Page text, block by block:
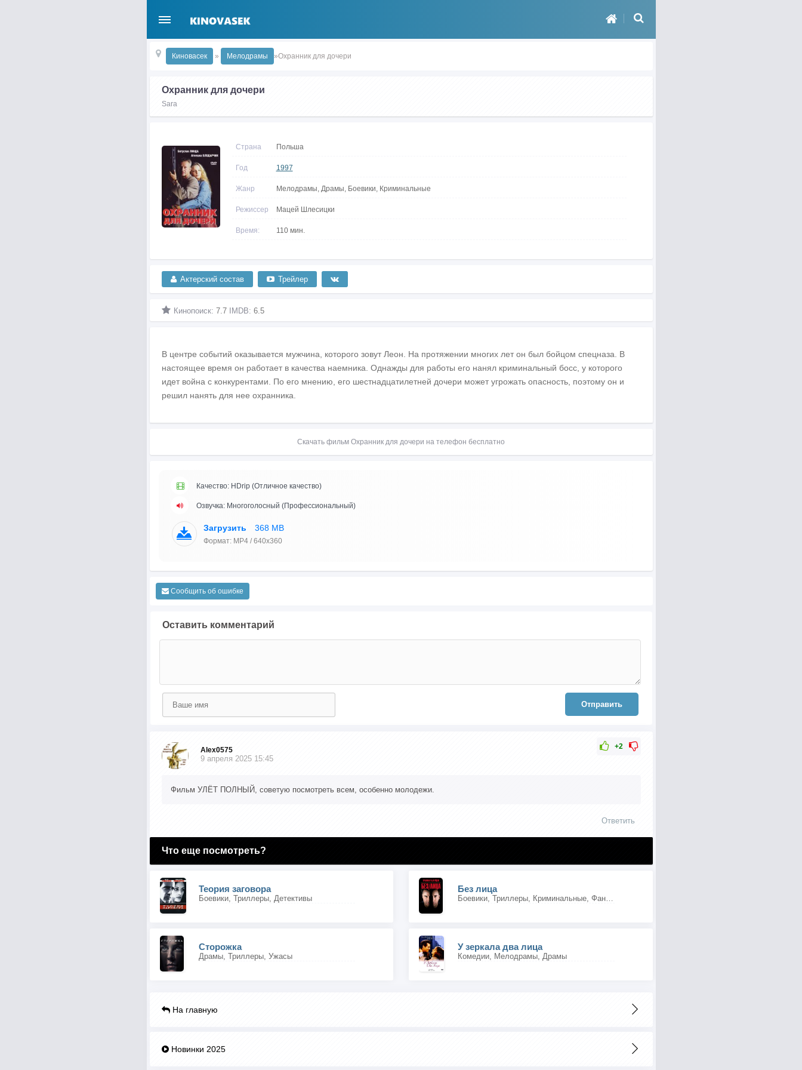
Киновасек » Мелодрамы »Охранник для дочери
Охранник для дочери
Sara
Страна Польша
Год 1997
Жанр Мелодрамы, Драмы, Боевики, Криминальные
Режиссер Мацей Шлесицки
Время: 110 мин.
Актерский состав Трейлер
Кинопоиск: 7.7IMDB: 6.5
В центре событий оказывается мужчина, которого зовут Леон. На протяжении многих лет он был бойцом спецназа. В
настоящее время он работает в качества наемника. Однажды для работы его нанял криминальный босс, у которого
идет война с конкурентами. По его мнению, его шестнадцатилетней дочери может угрожать опасность, поэтому он и
решил нанять для нее охранника.
Скачать фильм Охранник для дочери на телефон бесплатно
Качество: HDrip (Отличное качество)
Озвучка: Многоголосный (Профессиональный)
Загрузить 368 MB
Формат: MP4 / 640x360
Сообщить об ошибке
Оставить комментарий
Отправить
+2
Alex0575
9 апреля 2025 15:45
Фильм УЛЁТ ПОЛНЫЙ, советую посмотреть всем, особенно молодежи.
Ответить
Что еще посмотреть?
Теория заговора
Боевики, Триллеры, Детективы
Без лица
Боевики, Триллеры, Криминальные, Фантастика
Сторожка
Драмы, Триллеры, Ужасы
У зеркала два лица
Комедии, Мелодрамы, Драмы
На главную
Новинки 2025